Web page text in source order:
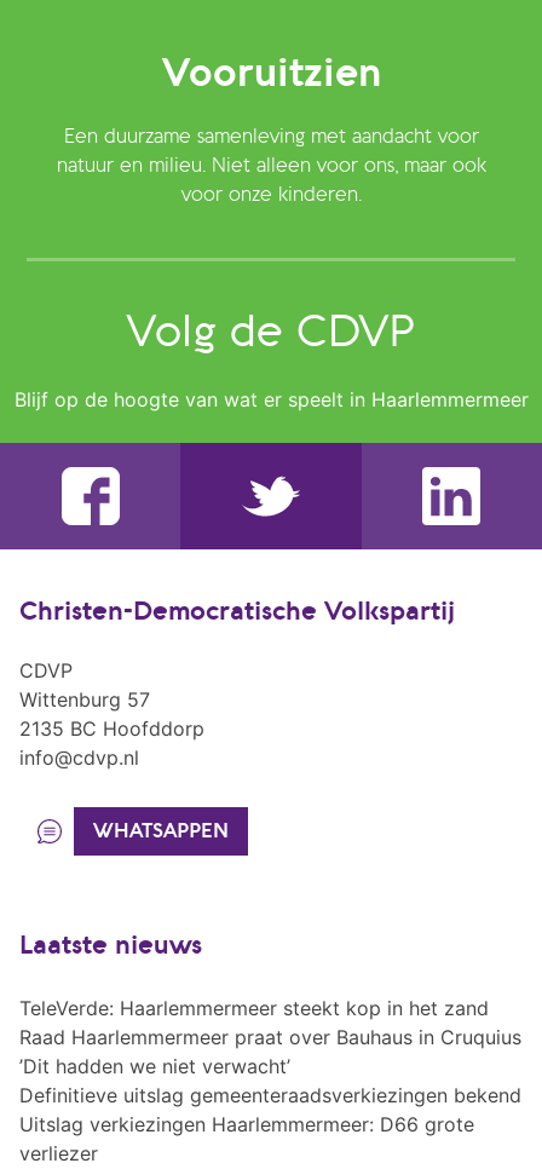
Vooruitzien
Een duurzame samenleving met aandacht voor
natuur en milieu. Niet alleen voor ons, maar ook
voor onze kinderen.
Volg de CDVP
Blijf op de hoogte van wat er speelt in Haarlemmermeer
Christen-Democratische Volkspartij
CDVP
Wittenburg 57
2135 BC Hoofddorp
info@cdvp.nl
WHATSAPPEN
Laatste nieuws
TeleVerde: Haarlemmermeer steekt kop in het zand
Raad Haarlemmermeer praat over Bauhaus in Cruquius
’Dit hadden we niet verwacht’
Definitieve uitslag gemeenteraadsverkiezingen bekend
Uitslag verkiezingen Haarlemmermeer: D66 grote
verliezer